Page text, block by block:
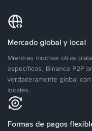
Mercado global y local
Mientras muchas otras
específicos, Binance P2P
verdaderamente global
locales.
Formas de pagos